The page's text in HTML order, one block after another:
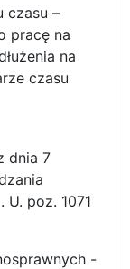
–
pracę na
na
czasu
dnia 7
poz. 1071
-